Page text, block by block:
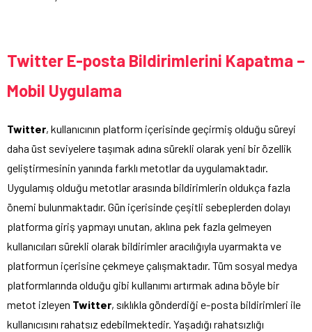
Twitter E-posta Bildirimlerini Kapatma –
Mobil Uygulama
Twitter, kullanıcının platform içerisinde geçirmiş olduğu süreyi
daha üst seviyelere taşımak adına sürekli olarak yeni bir özellik
geliştirmesinin yanında farklı metotlar da uygulamaktadır.
Uygulamış olduğu metotlar arasında bildirimlerin oldukça fazla
önemi bulunmaktadır. Gün içerisinde çeşitli sebeplerden dolayı
platforma giriş yapmayı unutan, aklına pek fazla gelmeyen
kullanıcıları sürekli olarak bildirimler aracılığıyla uyarmakta ve
platformun içerisine çekmeye çalışmaktadır. Tüm sosyal medya
platformlarında olduğu gibi kullanımı artırmak adına böyle bir
metot izleyen Twitter, sıklıkla gönderdiği e-posta bildirimleri ile
kullanıcısını rahatsız edebilmektedir. Yaşadığı rahatsızlığı